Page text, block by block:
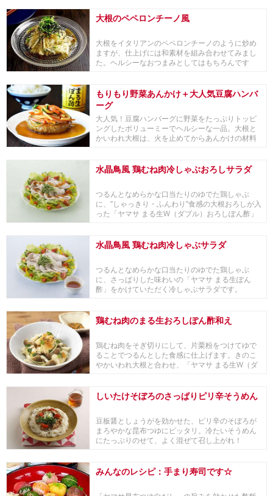
大根のペペロンチーノ風
大根をイタリアンのペペロンチーノのように炒め
ますが、仕上げには和素材を組み合わせてみまし
た。ヘルシーなおつまみとしてはもちろんです
もりもり野菜あんかけ＋大人気豆腐ハンバ
ーグ
大人気！豆腐ハンバーグに野菜をたっぷりトッピ
ングしたボリューミーでヘルシーな一品。大根と
かいわれ大根は、火を止めてからあんかけの材料
水晶鳥風 鶏むね肉冷しゃぶおろしサラダ
つるんとなめらかな口当たりのゆでた鶏しゃぶ
に、”しゃっきり・ふんわり”食感の大根おろしが入
った「ヤマサ まる生W（ダブル）おろしぽん酢」
水晶鳥風 鶏むね肉冷しゃぶサラダ
つるんとなめらかな口当たりのゆでた鶏しゃぶ
に、さっぱりした味わいの「ヤマサ まる生ぽん
酢」をかけていただく冷しゃぶサラダです。
鶏むね肉のまる生おろしぽん酢和え
鶏むね肉をそぎ切りにして、片栗粉をつけてゆで
ることでつるんとした食感に仕上げます。きのこ
やかいわれ大根と合わせ、「ヤマサ まる生W（ダ
しいたけそぼろのさっぱりピリ辛そうめん
豆板醤としょうがを効かせた、ピリ辛のそぼろが
まろやかな昆布つゆにピッタリ。冷たいそうめん
にたっぷりのせて、よく混ぜて召し上がれ！
みんなのレシピ：手まり寿司です☆